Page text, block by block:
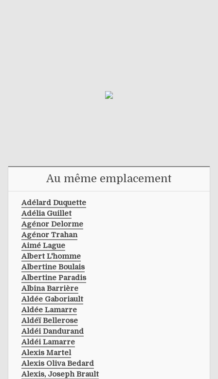
Au même emplacement
Adélard Duquette
Adélia Guillet
Agénor Delorme
Agénor Trahan
Aimé Lague
Albert L'homme
Albertine Boulais
Albertine Paradis
Albina Barrière
Aldée Gaboriault
Aldée Lamarre
Aldéï Bellerose
Aldéi Dandurand
Aldéi Lamarre
Alexis Martel
Alexis Oliva Bedard
Alexis, Joseph Brault